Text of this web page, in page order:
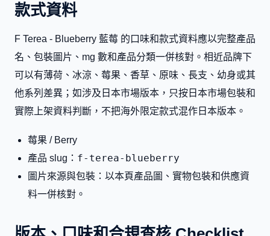
款式資料
F Terea - Blueberry 藍莓 的口味和款式資料應以完整產品
名、包裝圖片、mg 數和產品分類一併核對。相近品牌下
可以有薄荷、冰涼、莓果、香草、原味、長支、幼身或其
他系列差異；如涉及日本市場版本，只按日本市場包裝和
實際上架資料判斷，不把海外限定款式混作日本版本。
莓果 / Berry
產品 slug： f-terea-blueberry
圖片來源與包裝：以本頁產品圖、實物包裝和供應資
料一併核對。